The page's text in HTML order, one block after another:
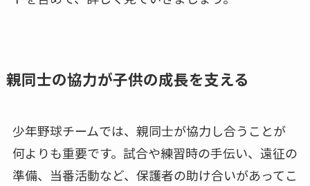
親同士の協力が子供の成長を支える
少年野球チームでは、親同士が協力し合うことが
何よりも重要です。試合や練習時の手伝い、遠征の
準備、当番活動など、保護者の助け合いがあってこ